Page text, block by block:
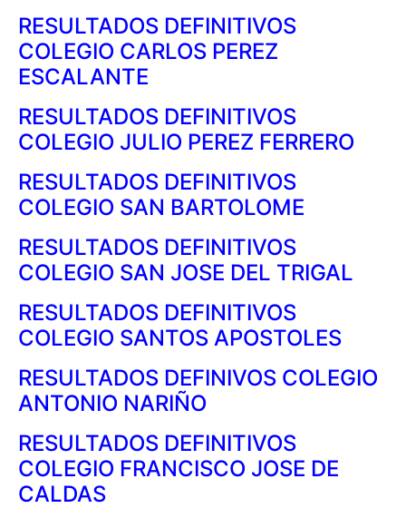
RESULTADOS DEFINITIVOS
COLEGIO CARLOS PEREZ
ESCALANTE
RESULTADOS DEFINITIVOS
COLEGIO JULIO PEREZ FERRERO
RESULTADOS DEFINITIVOS
COLEGIO SAN BARTOLOME
RESULTADOS DEFINITIVOS
COLEGIO SAN JOSE DEL TRIGAL
RESULTADOS DEFINITIVOS
COLEGIO SANTOS APOSTOLES
RESULTADOS DEFINIVOS COLEGIO
ANTONIO NARIÑO
RESULTADOS DEFINITIVOS
COLEGIO FRANCISCO JOSE DE
CALDAS